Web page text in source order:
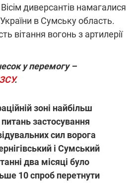
диверсантів намагалися
в Сумську область.
вітання вогонь з артилерії
у перемогу –
.
зоні найбільш
застосування
сил ворога
і Сумський
два місяці було
10 спроб перетнути